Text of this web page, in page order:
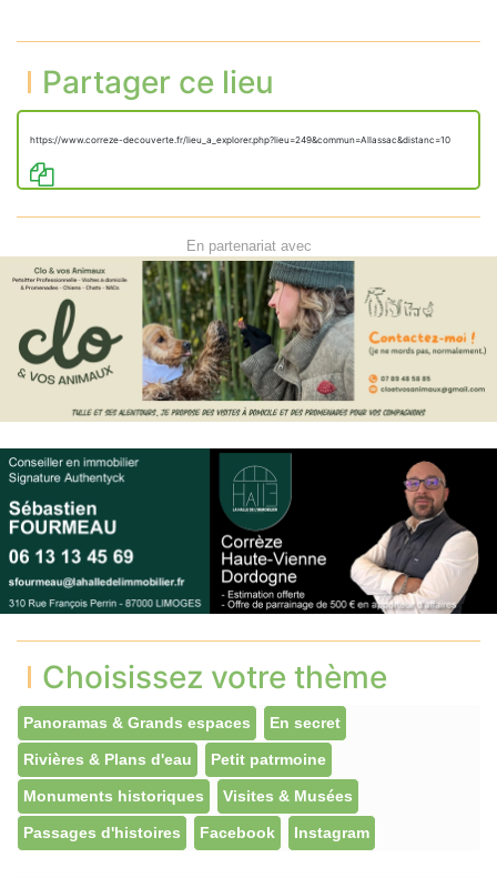
Partager ce lieu
https://www.correze-decouverte.fr/lieu_a_explorer.php?lieu=249&commun=Allassac&distanc=10
En partenariat avec
Choisissez votre thème
Panoramas & Grands espaces En secret
Rivières & Plans d'eau Petit patrmoine
Monuments historiques Visites & Musées
Passages d'histoires Facebook Instagram